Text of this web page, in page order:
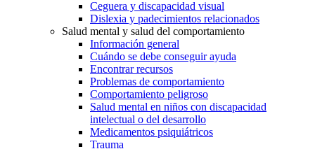
Ceguera y discapacidad visual
Dislexia y padecimientos relacionados
Salud mental y salud del comportamiento
Información general
Cuándo se debe conseguir ayuda
Encontrar recursos
Problemas de comportamiento
Comportamiento peligroso
Salud mental en niños con discapacidad
intelectual o del desarrollo
Medicamentos psiquiátricos
Trauma